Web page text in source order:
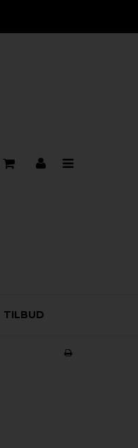
TILBUD